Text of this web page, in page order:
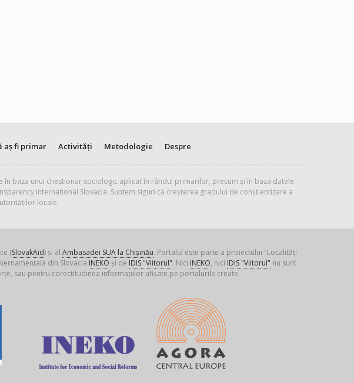
aș fi primar Activități Metodologie Despre
baza unui chestionar sociologic aplicat în rândul primarilor, precum și în baza datele
International Slovacia. Suntem siguri că creșterea gradului de conștientizare a
locale.
(SlovakAid) și al Ambasadei SUA la Chișinău. Portalul este parte a proiectului "Localități
din Slovacia INEKO și de IDIS "Viitorul". Nici INEKO, nici IDIS "Viitorul" nu sunt
sau pentru corectitudinea informațiilor afișate pe portalurile create.